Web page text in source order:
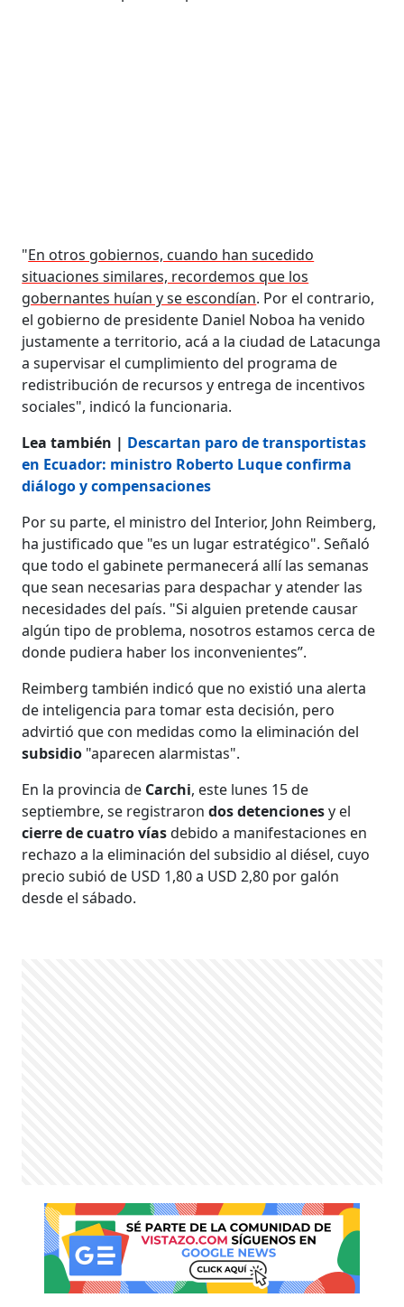
"En otros gobiernos, cuando han sucedido
situaciones similares, recordemos que los
gobernantes huían y se escondían. Por el contrario,
el gobierno de presidente Daniel Noboa ha venido
justamente a territorio, acá a la ciudad de Latacunga
a supervisar el cumplimiento del programa de
redistribución de recursos y entrega de incentivos
sociales", indicó la funcionaria.
Lea también | Descartan paro de transportistas
en Ecuador: ministro Roberto Luque confirma
diálogo y compensaciones
Por su parte, el ministro del Interior, John Reimberg,
ha justificado que "es un lugar estratégico". Señaló
que todo el gabinete permanecerá allí las semanas
que sean necesarias para despachar y atender las
necesidades del país. "Si alguien pretende causar
algún tipo de problema, nosotros estamos cerca de
donde pudiera haber los inconvenientes”.
Reimberg también indicó que no existió una alerta
de inteligencia para tomar esta decisión, pero
advirtió que con medidas como la eliminación del
subsidio "aparecen alarmistas".
En la provincia de Carchi, este lunes 15 de
septiembre, se registrarondos detencionesy el
cierre de cuatro víasdebido a manifestaciones en
rechazo a la eliminación del subsidio al diésel, cuyo
precio subió de USD 1,80 a USD 2,80 por galón
desde el sábado.